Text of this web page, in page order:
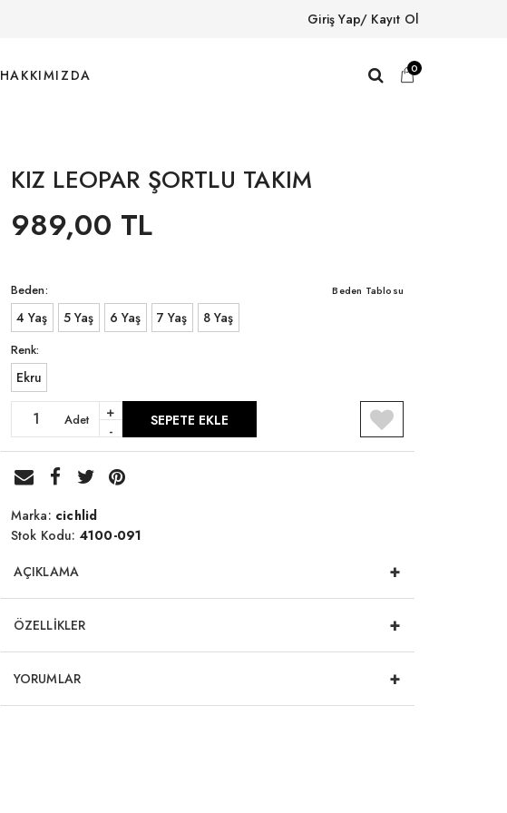
Giriş Yap/ Kayıt Ol
HAKKIMIZDA 0
KIZ LEOPAR ŞORTLU TAKIM
989,00 TL
Beden: Beden Tablosu
4 Yaş 5 Yaş 6 Yaş 7 Yaş 8 Yaş
Renk:
Ekru
Adet
+
-
SEPETE EKLE
Marka: cichlid
Stok Kodu: 4100-091
AÇIKLAMA
+
ÖZELLİKLER +
YORUMLAR +